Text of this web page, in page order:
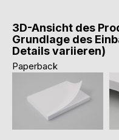
3D-Ansicht des
Grundlage des
Details variieren)
Paperback